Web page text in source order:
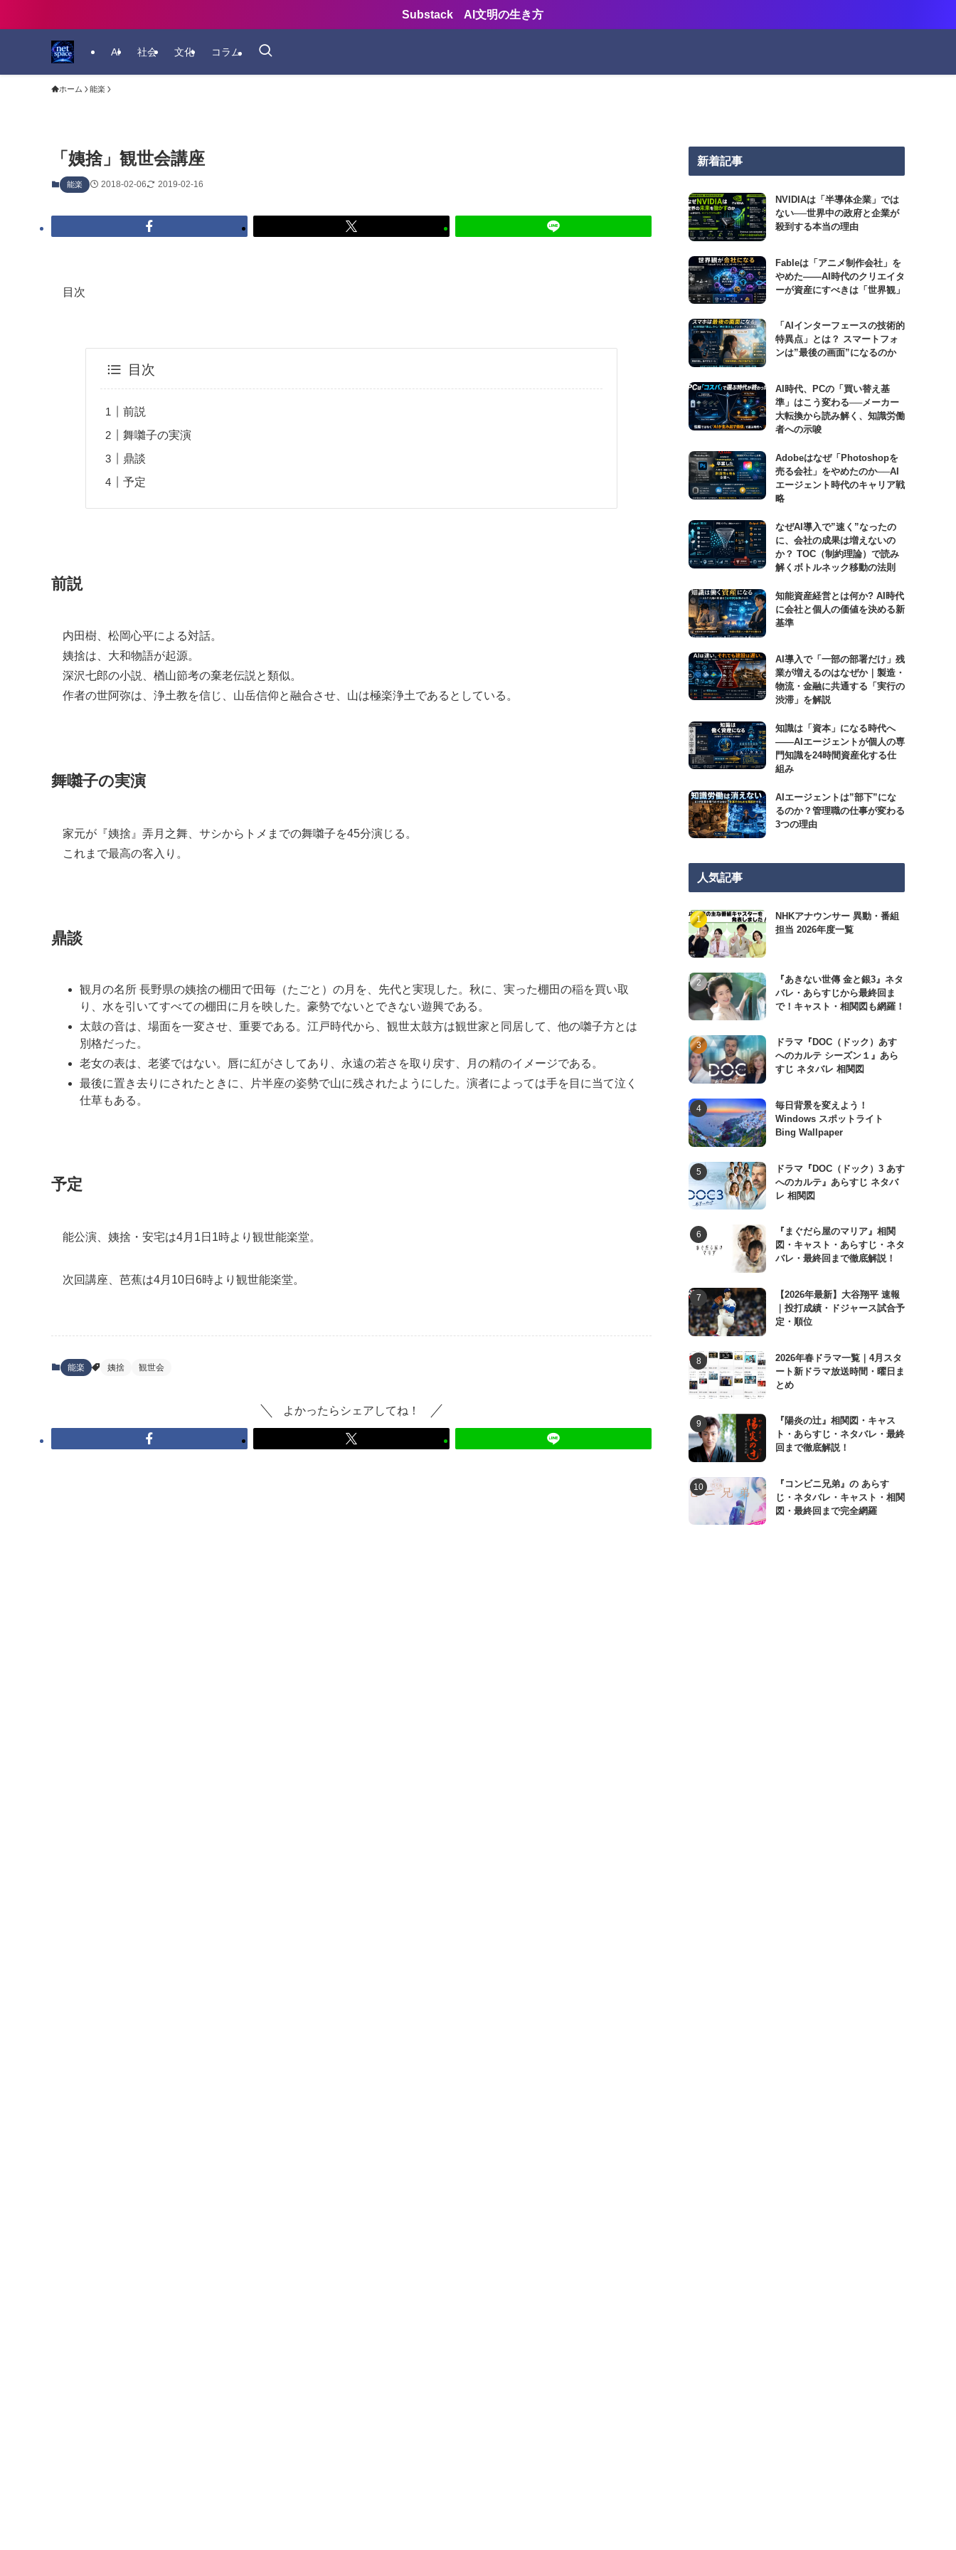
Substack AI文明の生き方
AI 社会 文化 コラム
ホーム 能楽
「姨捨」観世会講座
能楽 2018-02-06 2019-02-16
目次
目次
前説
舞囃子の実演
鼎談
予定
前説
内田樹、松岡心平による対話。
姨捨は、大和物語が起源。
深沢七郎の小説、楢山節考の棄老伝説と類似。
作者の世阿弥は、浄土教を信じ、山岳信仰と融合させ、山は極楽浄土であるとしている。
舞囃子の実演
家元が『姨捨』弄月之舞、サシからトメまでの舞囃子を45分演じる。
これまで最高の客入り。
鼎談
観月の名所 長野県の姨捨の棚田で田毎（たごと）の月を、先代と実現した。秋に、実った棚田の稲を買い取
り、水を引いてすべての棚田に月を映した。豪勢でないとできない遊興である。
太鼓の音は、場面を一変させ、重要である。江戸時代から、観世太鼓方は観世家と同居して、他の囃子方とは
別格だった。
老女の表は、老婆ではない。唇に紅がさしてあり、永遠の若さを取り戻す、月の精のイメージである。
最後に置き去りにされたときに、片半座の姿勢で山に残されたようにした。演者によっては手を目に当て泣く
仕草もある。
予定
能公演、姨捨・安宅は4月1日1時より観世能楽堂。
次回講座、芭蕉は4月10日6時より観世能楽堂。
能楽 姨捨 観世会
よかったらシェアしてね！
新着記事
NVIDIAは「半導体企業」では
ない──世界中の政府と企業が
殺到する本当の理由
Fableは「アニメ制作会社」を
やめた――AI時代のクリエイタ
ーが資産にすべきは「世界観」
「AIインターフェースの技術的
特異点」とは？ スマートフォ
ンは”最後の画面”になるのか
AI時代、PCの「買い替え基
準」はこう変わる──メーカー
大転換から読み解く、知識労働
者への示唆
Adobeはなぜ「Photoshopを
売る会社」をやめたのか──AI
エージェント時代のキャリア戦
略
なぜAI導入で”速く”なったの
に、会社の成果は増えないの
か？ TOC（制約理論）で読み
解くボトルネック移動の法則
知能資産経営とは何か? AI時代
に会社と個人の価値を決める新
基準
AI導入で「一部の部署だけ」残
業が増えるのはなぜか｜製造・
物流・金融に共通する「実行の
渋滞」を解説
知識は「資本」になる時代へ
——AIエージェントが個人の専
門知識を24時間資産化する仕
組み
AIエージェントは”部下”にな
るのか？管理職の仕事が変わる
3つの理由
人気記事
NHKアナウンサー 異動・番組
担当 2026年度一覧
『あきない世傳 金と銀3』ネタ
バレ・あらすじから最終回ま
で！キャスト・相関図も網羅！
ドラマ『DOC（ドック）あす
へのカルテ シーズン１』あら
すじ ネタバレ 相関図
毎日背景を変えよう！
Windows スポットライト
Bing Wallpaper
ドラマ『DOC（ドック）3 あす
へのカルテ』あらすじ ネタバ
レ 相関図
『まぐだら屋のマリア』相関
図・キャスト・あらすじ・ネタ
バレ・最終回まで徹底解説！
【2026年最新】大谷翔平 速報
｜投打成績・ドジャース試合予
定・順位
2026年春ドラマ一覧｜4月スタ
ート新ドラマ放送時間・曜日ま
とめ
『陽炎の辻』相関図・キャス
ト・あらすじ・ネタバレ・最終
回まで徹底解説！
『コンビニ兄弟』の あらす
じ・ネタバレ・キャスト・相関
図・最終回まで完全網羅